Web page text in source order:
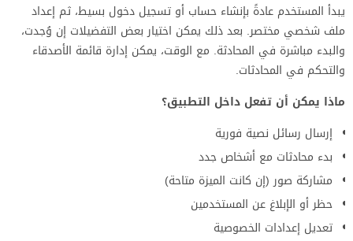
يبدأ المستخدم عادةً بإنشاء حساب أو تسجيل دخول بسيط، ثم إعداد
ملف شخصي مختصر. بعد ذلك يمكن اختيار بعض التفضيلات إن وُجدت،
والبدء مباشرة في المحادثة. مع الوقت، يمكن إدارة قائمة الأصدقاء
والتحكم في المحادثات.
ماذا يمكن أن تفعل داخل التطبيق؟
إرسال رسائل نصية فورية
بدء محادثات مع أشخاص جدد
مشاركة صور (إن كانت الميزة متاحة)
حظر أو الإبلاغ عن المستخدمين
تعديل إعدادات الخصوصية